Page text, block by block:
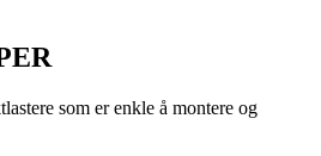
som er enkle å montere og